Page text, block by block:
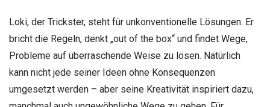
Loki, der Trickster, steht für unkonventionelle Lösungen. Er
bricht die Regeln, denkt „out of the box“ und findet Wege,
Probleme auf überraschende Weise zu lösen. Natürlich
kann nicht jede seiner Ideen ohne Konsequenzen
umgesetzt werden – aber seine Kreativität inspiriert dazu,